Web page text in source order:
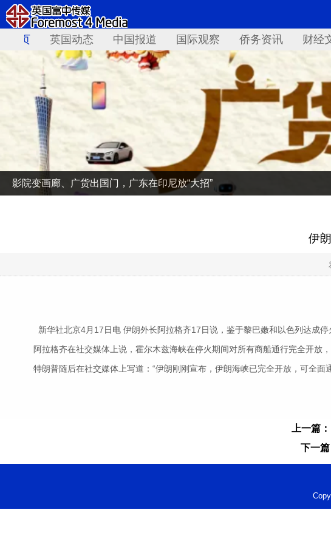
首页 英国动态 中国报道 国际观察 侨务资讯 财经
影院变画廊、广货出国门，广东在印尼放“大招”
伊
新华社北京4月17日电 伊朗外长阿拉格齐17日说，鉴于黎巴嫩和以色列达成停
阿拉格齐在社交媒体上说，霍尔木兹海峡在停火期间对所有商船通行完全开放，
特朗普随后在社交媒体上写道：“伊朗刚刚宣布，伊朗海峡已完全开放，可全面
上一篇：
下一篇